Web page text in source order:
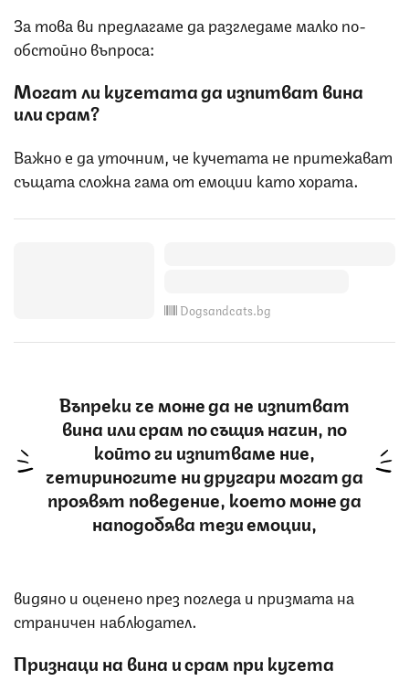
За това ви предлагаме да разгледаме малко по-
обстойно въпроса:
Могат ли кучетата да изпитват вина
или срам?
Важно е да уточним, че кучетата не притежават
същата сложна гама от емоции като хората.
Dogsandcats.bg
Въпреки че може да не изпитват
вина или срам по същия начин, по
който ги изпитваме ние,
четириногите ни другари могат да
проявят поведение, което може да
наподобява тези емоции,
видяно и оценено през погледа и призмата на
страничен наблюдател.
Признаци на вина и срам при кучета